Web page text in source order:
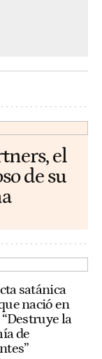
el
de su
satánica
nació en
la
de